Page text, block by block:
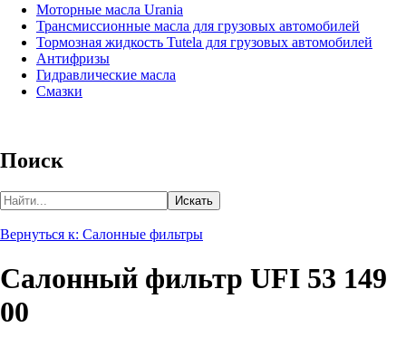
Моторные масла Urania
Трансмиссионные масла для грузовых автомобилей
Тормозная жидкость Tutela для грузовых автомобилей
Антифризы
Гидравлические масла
Смазки
Поиск
Вернуться к: Салонные фильтры
Салонный фильтр UFI 53 149
00